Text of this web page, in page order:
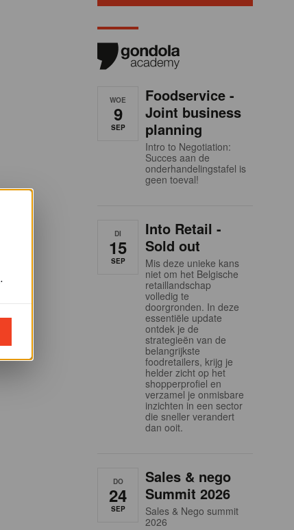
WOE
9
SEP
Foodservice -
Joint business
planning
Intro to Negotiation:
Succes aan de
onderhandelingstafel is
geen toeval!
DI
15
SEP
Into Retail -
Sold out
Mis deze unieke kans
niet om het Belgische
retaillandschap
volledig te
doorgronden. In deze
essentiële update
ontdek je de
strategieën van de
belangrijkste
foodretailers, krijg je
helder zicht op het
shopperprofiel en
verzamel je onmisbare
inzichten in een sector
die sneller verandert
dan ooit.
DO
24
SEP
Sales & nego
Summit 2026
Sales & Nego summit
2026
.